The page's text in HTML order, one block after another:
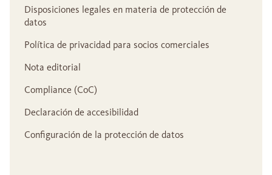
Disposiciones legales en materia de protección de
datos
Política de privacidad para socios comerciales
Nota editorial
Compliance (CoC)
Declaración de accesibilidad
Configuración de la protección de datos